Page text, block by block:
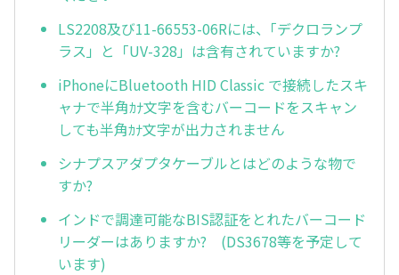
LS2208及び11-66553-06Rには、｢デクロランプ
ラス」と「UV-328」は含有されていますか?
iPhoneにBluetooth HID Classic で接続したスキ
ャナで半角ｶﾅ文字を含むバーコードをスキャン
しても半角ｶﾅ文字が出力されません
シナプスアダプタケーブルとはどのような物で
すか?
インドで調達可能なBIS認証をとれたバーコード
リーダーはありますか? (DS3678等を予定して
います)